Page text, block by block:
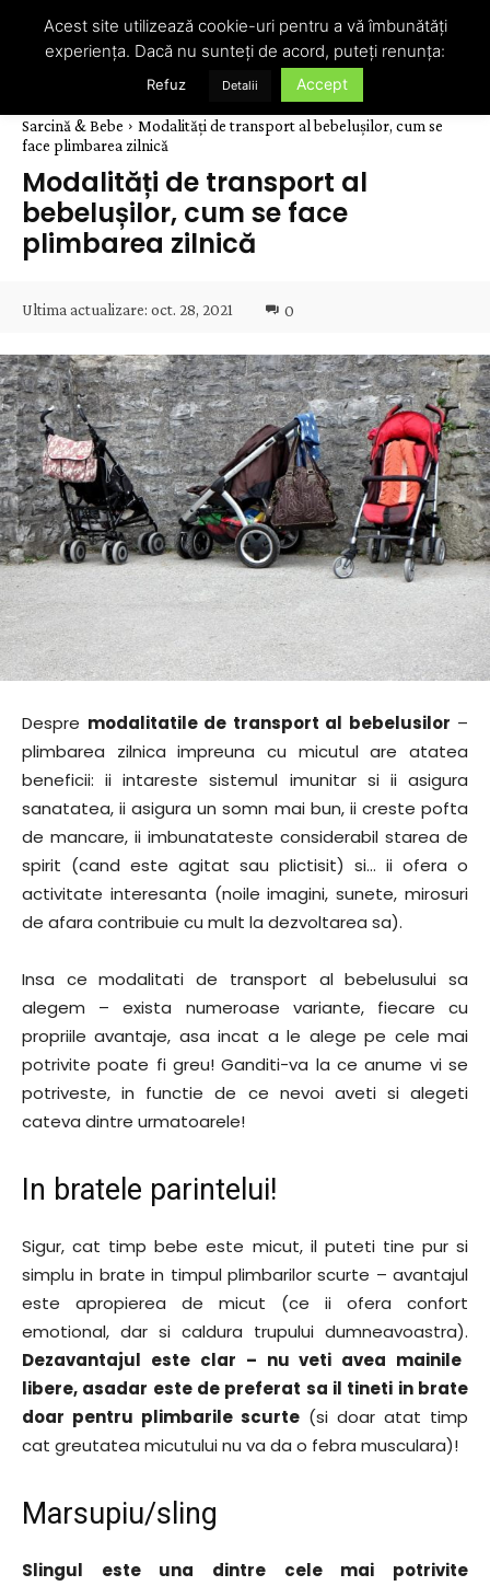
Sarcină & Bebe
Modalități de transport al bebelușilor, cum se
face plimbarea zilnică
Modalități de transport al
bebelușilor, cum se face
plimbarea zilnică
Ultima actualizare: oct. 28, 2021 0
Despre modalitatile de transport al bebelusilor –
plimbarea zilnica impreuna cu micutul are atatea
beneficii: ii intareste sistemul imunitar si ii asigura
sanatatea, ii asigura un somn mai bun, ii creste pofta
de mancare, ii imbunatateste considerabil starea de
spirit (cand este agitat sau plictisit) si… ii ofera o
activitate interesanta (noile imagini, sunete, mirosuri
de afara contribuie cu mult la dezvoltarea sa).
Insa ce modalitati de transport al bebelusului sa
alegem – exista numeroase variante, fiecare cu
propriile avantaje, asa incat a le alege pe cele mai
potrivite poate fi greu! Ganditi-va la ce anume vi se
potriveste, in functie de ce nevoi aveti si alegeti
cateva dintre urmatoarele!
In bratele parintelui!
Sigur, cat timp bebe este micut, il puteti tine pur si
simplu in brate in timpul plimbarilor scurte – avantajul
este apropierea de micut (ce ii ofera confort
emotional, dar si caldura trupului dumneavoastra).
Dezavantajul este clar – nu veti avea mainile
libere, asadar este de preferat sa il tineti in brate
doar pentru plimbarile scurte (si doar atat timp
cat greutatea micutului nu va da o febra musculara)!
Marsupiu/sling
Slingul este una dintre cele mai potrivite
Acest site utilizează cookie-uri pentru a vă îmbunătăți
experiența. Dacă nu sunteți de acord, puteți renunța:
Refuz Detalii Accept